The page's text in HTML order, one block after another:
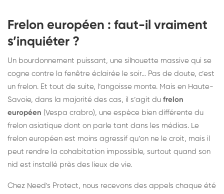
Frelon européen : faut-il vraiment
s’inquiéter ?
Un bourdonnement puissant, une silhouette massive qui se
cogne contre la fenêtre éclairée le soir… Pas de doute, c’est
un frelon. Et tout de suite, l’angoisse monte. Mais en Haute-
Savoie, dans la majorité des cas, il s’agit du frelon
européen (Vespa crabro), une espèce bien différente du
frelon asiatique dont on parle tant dans les médias. Le
frelon européen est moins agressif qu’on ne le croit, mais il
peut rendre la cohabitation impossible, surtout quand son
nid est installé près des lieux de vie.
Chez Need's Protect, nous recevons des appels chaque été